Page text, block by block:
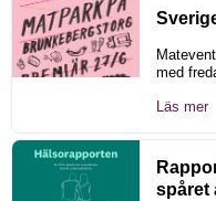
med
Läs mer
spåret